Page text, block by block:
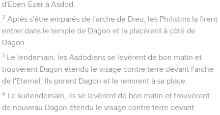
d'Eben-Ezer à Asdod.
2 Après s'être emparés de l'arche de Dieu, les Philistins la firent
entrer dans le temple de Dagon et la placèrent à côté de
Dagon.
3
Le lendemain, les Asdodiens se levèrent de bon matin et
trouvèrent Dagon étendu le visage contre terre devant l'arche
de l'Eternel. Ils prirent Dagon et le remirent à sa place.
4
Le surlendemain, ils se levèrent de bon matin et trouvèrent
de nouveau Dagon étendu le visage contre terre devant